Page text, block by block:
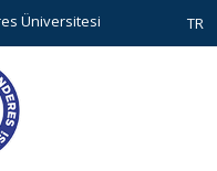
Üniversitesi TR